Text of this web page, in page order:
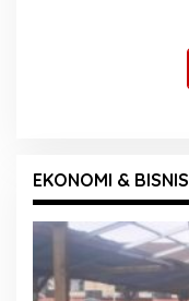
EKONOMI & BISNIS